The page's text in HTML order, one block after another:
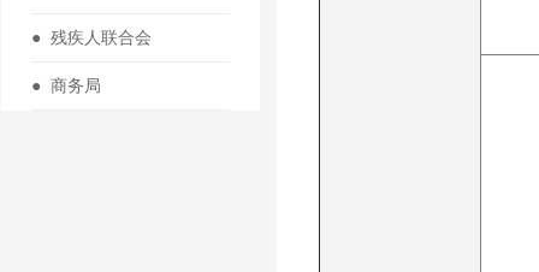
● 残疾人联合会
● 商务局